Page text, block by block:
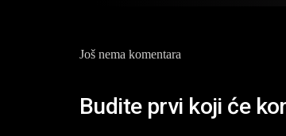
Još nema komentara
Budite prvi koji će